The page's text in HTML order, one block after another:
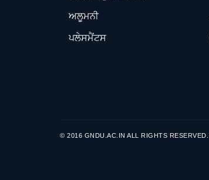
ਅਲੂਮਨੀ
ਪਲੇਸਮੈਂਟਸ
© 2016 GNDU.AC.IN ALL RIGHTS RESERVED.